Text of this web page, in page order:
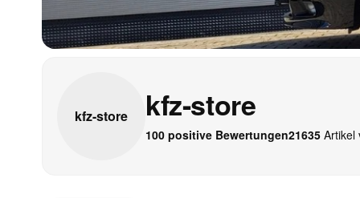
kfz-store kfz-store
100 positive Bewertungen21635 Artikel